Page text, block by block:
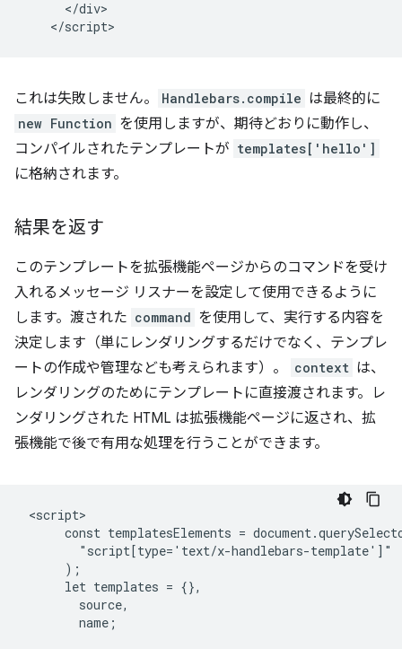
      </div>
これは失敗しません。 Handlebars.compile は最終的に
new Function を使用しますが、期待どおりに動作し、
コンパイルされたテンプレートが templates['hello']
に格納されます。
結果を返す
このテンプレートを拡張機能ページからのコマンドを受け
入れるメッセージ リスナーを設定して使用できるように
します。渡された command を使用して、実行する内容を
決定します（単にレンダリングするだけでなく、テンプレ
ートの作成や管理なども考えられます）。
context は、
レンダリングのためにテンプレートに直接渡されます。レ
ンダリングされた HTML は拡張機能ページに返され、拡
張機能で後で有用な処理を行うことができます。
<script>
const templatesElements =
        "script[type='text/x-handlebars-template']"
      );
      let templates = {},
        source,
        name;